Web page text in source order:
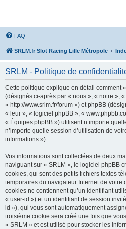
FAQ
SRLM.fr Slot Racing Lille Métropole
SRLM - Politique de
Cette politique explique en détail comment
(désignés ci-après par « nous », « notre »,
« http://www.srlm.fr/forum ») et phpBB
« leur », « logiciel phpBB », «
« Équipes phpBB ») utilisent n’importe
n’importe quelle session d’utilisation de
informations »).
Vos informations sont collectées de deux
naviguant sur « SRLM », le logiciel phpBB
cookies, qui sont des petits fichiers textes
temporaires du navigateur Internet de votre
cookies ne contiennent qu’un identifiant
« user-id ») et un identifiant de session
id »), qui vous sont automatiquement
troisième cookie sera créé une fois que
« SRLM » et est utilisé pour stocker les